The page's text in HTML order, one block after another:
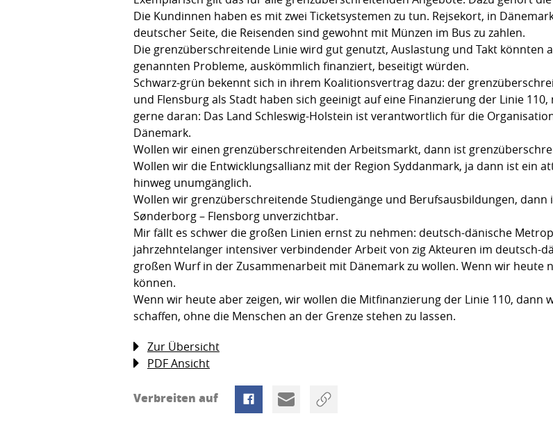
Die Kundinnen haben es mit zwei Ticketsystemen zu tun. Rejsekort, in
deutscher Seite, die Reisenden sind gewohnt mit Münzen im Bus zu zahlen.
Die grenzüberschreitende Linie wird gut genutzt, Auslastung und Takt könnten
genannten Probleme, auskömmlich finanziert, beseitigt würden.
Schwarz-grün bekennt sich in ihrem Koalitionsvertrag dazu: der
und Flensburg als Stadt haben sich geeinigt auf eine Finanzierung der Linie
gerne daran: Das Land Schleswig-Holstein ist verantwortlich für die
Dänemark.
Wollen wir einen grenzüberschreitenden Arbeitsmarkt, dann ist
Wollen wir die Entwicklungsallianz mit der Region Syddanmark, ja dann ist ein
hinweg unumgänglich.
Wollen wir grenzüberschreitende Studiengänge und Berufsausbildungen, dann
Sønderborg – Flensborg unverzichtbar.
Mir fällt es schwer die großen Linien ernst zu nehmen: deutsch-dänische
jahrzehntelanger intensiver verbindender Arbeit von zig Akteuren im deutsch-
großen Wurf in der Zusammenarbeit mit Dänemark zu wollen. Wenn wir heute
können.
Wenn wir heute aber zeigen, wir wollen die Mitfinanzierung der Linie 110, dann
schaffen, ohne die Menschen an der Grenze stehen zu lassen.
Zur Übersicht
PDF Ansicht
Verbreiten auf